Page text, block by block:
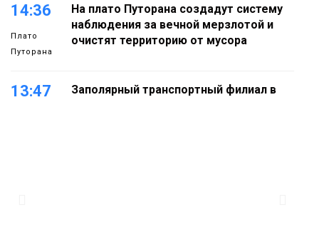
14:36
Плато
Путорана
На плато Путорана создадут систему
наблюдения за вечной мерзлотой и
очистят территорию от мусора
13:47
Заполярный транспортный филиал в